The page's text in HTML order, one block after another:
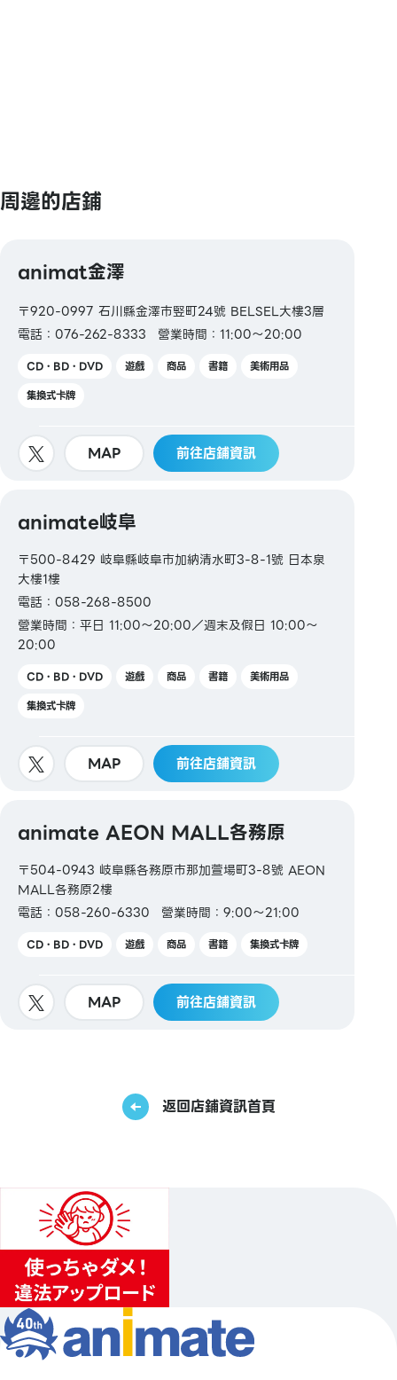
周邊的店鋪
animat金澤
〒920-0997 石川縣金澤市竪町24號 BELSEL大樓3層
電話：076-262-8333
營業時間：11:00～20:00
CD・BD・DVD 遊戲 商品 書籍
美術用品
集換式卡牌
MAP 前往店鋪資訊
animate岐阜
〒500-8429 岐阜縣岐阜市加納清水町3-8-1號 日本泉
大樓1樓
電話：058-268-8500
營業時間：平日 11:00～20:00／週末及假日 10:00～
20:00
CD・BD・DVD 遊戲 商品 書籍
美術用品
集換式卡牌
MAP 前往店鋪資訊
animate AEON MALL各務原
〒504-0943 岐阜縣各務原市那加萱場町3-8號 AEON
MALL各務原2樓
電話：058-260-6330
營業時間：9:00～21:00
CD・BD・DVD 遊戲 商品 書籍 集換式卡牌
MAP 前往店鋪資訊
返回店鋪資訊首頁